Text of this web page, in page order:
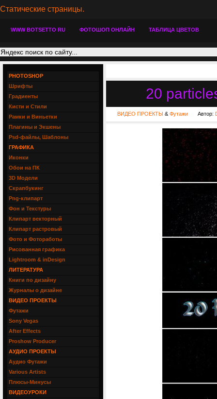
Статические страницы.
WWW BOTSETTO RU ФОТОШОП ОНЛАЙН ТАБЛИЦА ЦВЕТОВ
20
ВИДЕО ПРОЕКТЫ & Футажи Автор:
PHOTOSHOP
Шрифты
Градиенты
Кисти и Стили
Рамки и Виньетки
Плагины и Экшены
Psd-файлы, Шаблоны
ГРАФИКА
Иконки
Обои на ПК
3D Модели
Скрапбукинг
Png-клипарт
Фон и Текстуры
Клипарт векторный
Клипарт растровый
Фото и Фотоработы
Рисованная графика
Lightroom & inDesign
ЛИТЕРАТУРА
Книги по дизайну
Журналы о дизайне
ВИДЕО ПРОЕКТЫ
Футажи
Sony Vegas
After Effects
Proshow Producer
АУДИО ПРОЕКТЫ
Аудио Футажи
Various Artists
Плюсы-Минусы
ВИДЕОУРОКИ